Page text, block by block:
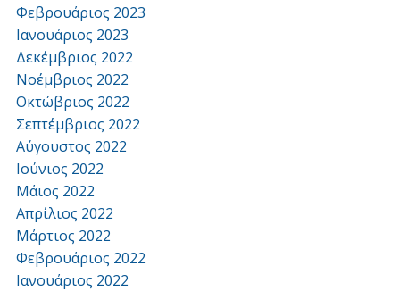
Φεβρουάριος 2023
Ιανουάριος 2023
Δεκέμβριος 2022
Νοέμβριος 2022
Οκτώβριος 2022
Σεπτέμβριος 2022
Αύγουστος 2022
Ιούνιος 2022
Μάιος 2022
Απρίλιος 2022
Μάρτιος 2022
Φεβρουάριος 2022
Ιανουάριος 2022